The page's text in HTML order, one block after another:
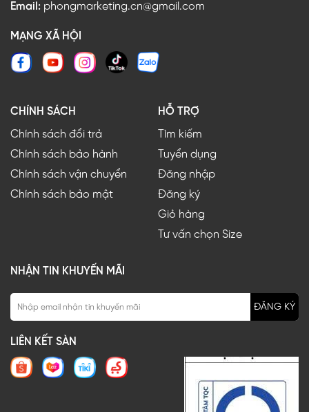
Email: phongmarketing.cn@gmail.com
MẠNG XÃ HỘI
CHÍNH SÁCH
Chính sách đổi trả
Chính sách bảo hành
Chính sách vận chuyển
Chính sách bảo mật
HỖ TRỢ
Tìm kiếm
Tuyển dụng
Đăng nhập
Đăng ký
Giỏ hàng
Tư vấn chọn Size
NHẬN TIN KHUYẾN MÃI
ĐĂNG KÝ
LIÊN KẾT SÀN